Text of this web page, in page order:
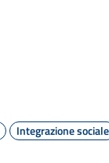
Integrazione sociale